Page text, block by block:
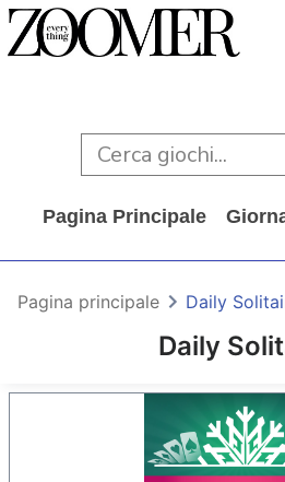
Pagina Principale
Daily
Pagina principale Daily